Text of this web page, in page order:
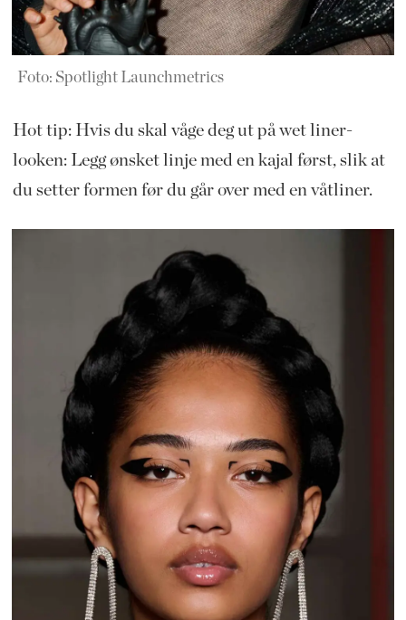
Foto: Spotlight Launchmetrics
Hot tip: Hvis du skal våge deg ut på wet liner-
looken: Legg ønsket linje med en kajal først, slik at
du setter formen før du går over med en våtliner.